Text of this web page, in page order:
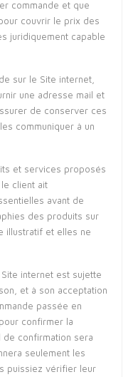
commande et que
couvrir le prix des
juridiquement capable
sur le Site internet,
une adresse mail et
de conserver ces
communiquer à un
et services proposés
client ait
avant de
des produits sur
illustratif et elles ne
internet est sujette
et à son acceptation
passée en
confirmer la
de confirmation sera
seulement les
puissiez vérifier leur